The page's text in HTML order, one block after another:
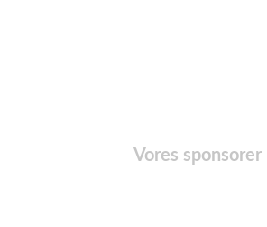
Vores sponsorer